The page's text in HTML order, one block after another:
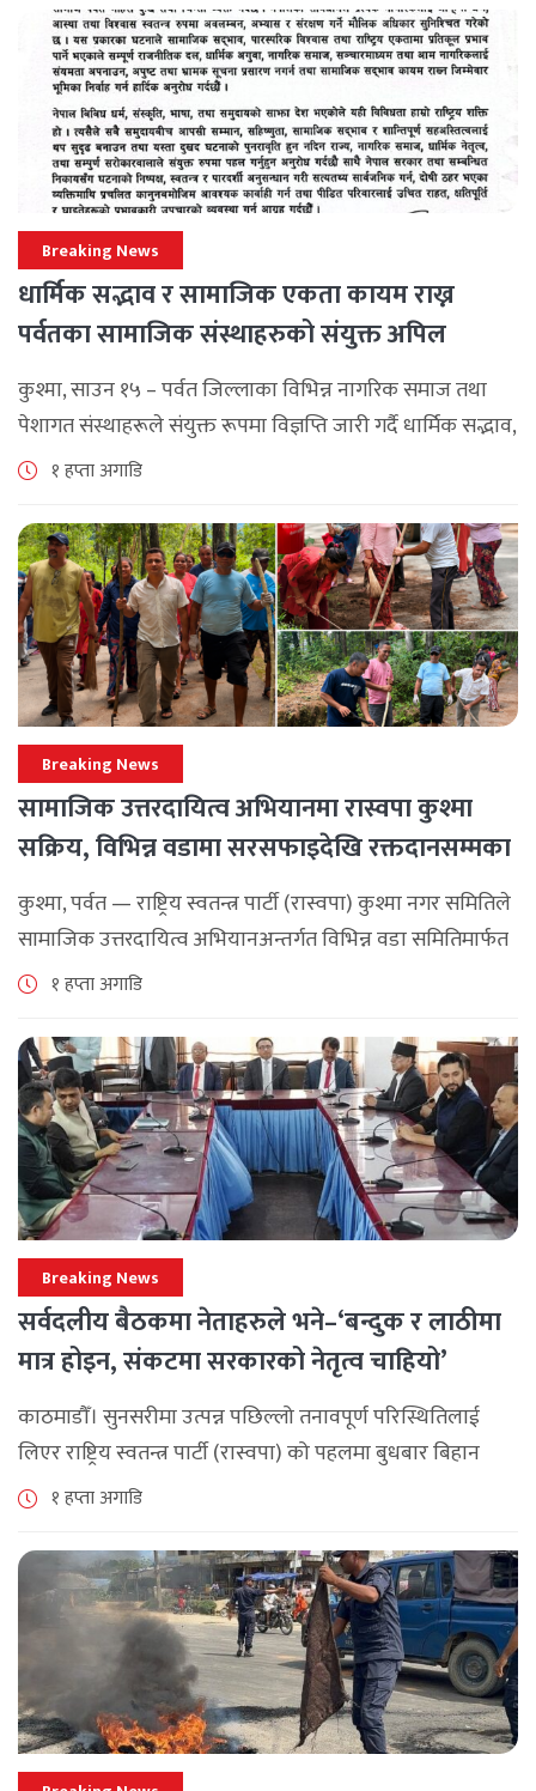
जनाएको छ। भ्रमणका क्रममा विश्व [...]
Breaking News
धार्मिक सद्भाव र सामाजिक एकता कायम राख्न
पर्वतका सामाजिक संस्थाहरुको संयुक्त अपिल
कुश्मा, साउन १५ – पर्वत जिल्लाका विभिन्न नागरिक समाज तथा
पेशागत संस्थाहरूले संयुक्त रूपमा विज्ञप्ति जारी गर्दै धार्मिक सद्भाव,
सामाजिक एकता र कानुनी शासन कायम राख्न सबै पक्षलाई संयमता
१ हप्ता अगाडि
Breaking News
सामाजिक उत्तरदायित्व अभियानमा रास्वपा कुश्मा
सक्रिय, विभिन्न वडामा सरसफाइदेखि रक्तदानसम्मका
कार्यक्रम
कुश्मा, पर्वत — राष्ट्रिय स्वतन्त्र पार्टी (रास्वपा) कुश्मा नगर समितिले
सामाजिक उत्तरदायित्व अभियानअन्तर्गत विभिन्न वडा समितिमार्फत
समुदाय केन्द्रित र सेवामूलक कार्यक्रम सञ्चालन गरिरहेको जनाएको
१ हप्ता अगाडि
Breaking News
सर्वदलीय बैठकमा नेताहरुले भने–‘बन्दुक र लाठीमा
मात्र होइन, संकटमा सरकारको नेतृत्व चाहियो’
काठमाडौँ। सुनसरीमा उत्पन्न पछिल्लो तनावपूर्ण परिस्थितिलाई
लिएर राष्ट्रिय स्वतन्त्र पार्टी (रास्वपा) को पहलमा बुधबार बिहान
सिंहदरबारमा सर्वदलीय बैठक जारी छ। रास्वपाका सभापति रवि
१ हप्ता अगाडि